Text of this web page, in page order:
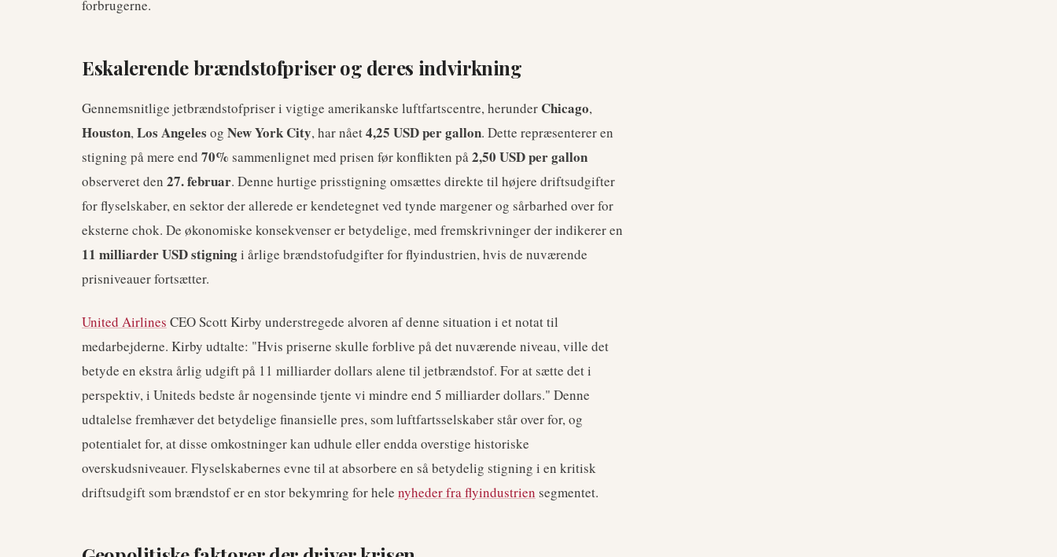
forbrugerne.
Eskalerende brændstofpriser og deres indvirkning
Gennemsnitlige jetbrændstofpriser i vigtige amerikanske luftfartscentre, herunder Chicago,
Houston,Los Angeles og New York City, har nået4,25 USD per gallon. Dette repræsenterer en
stigning på mere end 70% sammenlignet med prisen før konflikten på2,50 USD per gallon
observeret den 27. februar. Denne hurtige prisstigning omsættes direkte til højere driftsudgifter
for flyselskaber, en sektor der allerede er kendetegnet ved tynde margener og sårbarhed over for
eksterne chok. De økonomiske konsekvenser er betydelige, med fremskrivninger der indikerer en
11 milliarder USD stigningi årlige brændstofudgifter for flyindustrien, hvis de nuværende
prisniveauer fortsætter.
United Airlines CEO Scott Kirby understregede alvoren af denne situation i et notat til
medarbejderne. Kirby udtalte: "Hvis priserne skulle forblive på det nuværende niveau, ville det
betyde en ekstra årlig udgift på 11 milliarder dollars alene til jetbrændstof. For at sætte det i
perspektiv, i Uniteds bedste år nogensinde tjente vi mindre end 5 milliarder dollars." Denne
udtalelse fremhæver det betydelige finansielle pres, som luftfartsselskaber står over for, og
potentialet for, at disse omkostninger kan udhule eller endda overstige historiske
overskudsniveauer. Flyselskabernes evne til at absorbere en så betydelig stigning i en kritisk
driftsudgift som brændstof er en stor bekymring for hele nyheder fra flyindustrien segmentet.